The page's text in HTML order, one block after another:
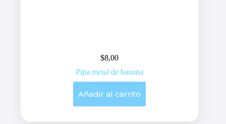
$8,00
Pipa metal de banana
Añadir al carrito